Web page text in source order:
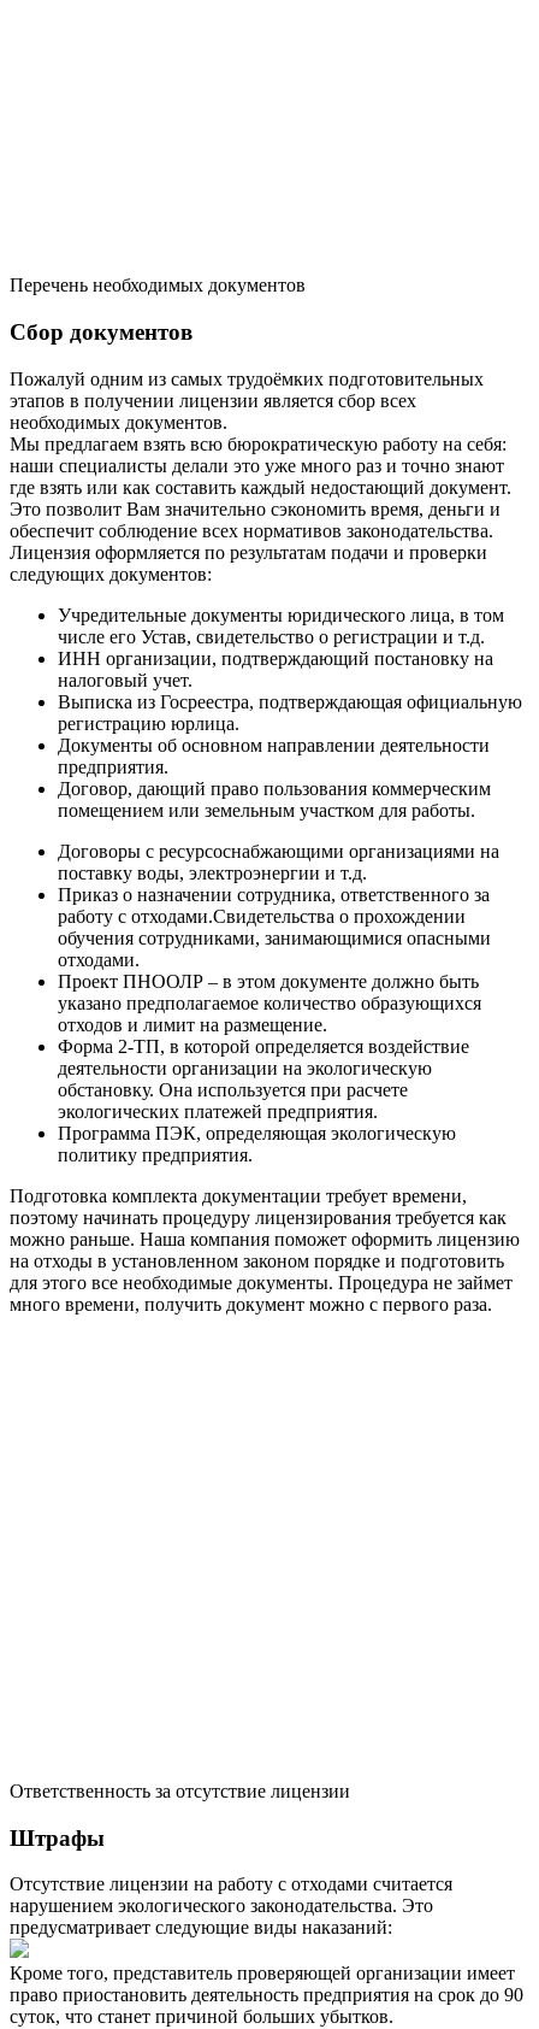
Перечень необходимых документов
Сбор документов
Пожалуй одним из самых трудоёмких подготовительных
этапов в получении лицензии является сбор всех
необходимых документов.
Мы предлагаем взять всю бюрократическую работу на себя:
наши специалисты делали это уже много раз и точно знают
где взять или как составить каждый недостающий документ.
Это позволит Вам значительно сэкономить время, деньги и
обеспечит соблюдение всех нормативов законодательства.
Лицензия оформляется по результатам подачи и проверки
следующих документов:
Учредительные документы юридического лица, в том
числе его Устав, свидетельство о регистрации и т.д.
ИНН организации, подтверждающий постановку на
налоговый учет.
Выписка из Госреестра, подтверждающая официальную
регистрацию юрлица.
Документы об основном направлении деятельности
предприятия.
Договор, дающий право пользования коммерческим
помещением или земельным участком для работы.
Договоры с ресурсоснабжающими организациями на
поставку воды, электроэнергии и т.д.
Приказ о назначении сотрудника, ответственного за
работу с отходами.Свидетельства о прохождении
обучения сотрудниками, занимающимися опасными
отходами.
Проект ПНООЛР – в этом документе должно быть
указано предполагаемое количество образующихся
отходов и лимит на размещение.
Форма 2-ТП, в которой определяется воздействие
деятельности организации на экологическую
обстановку. Она используется при расчете
экологических платежей предприятия.
Программа ПЭК, определяющая экологическую
политику предприятия.
Подготовка комплекта документации требует времени,
поэтому начинать процедуру лицензирования требуется как
можно раньше. Наша компания поможет оформить лицензию
на отходы в установленном законом порядке и подготовить
для этого все необходимые документы. Процедура не займет
много времени, получить документ можно с первого раза.
Ответственность за отсутствие лицензии
Штрафы
Отсутствие лицензии на работу с отходами считается
нарушением экологического законодательства. Это
предусматривает следующие виды наказаний:
Кроме того, представитель проверяющей организации имеет
право приостановить деятельность предприятия на срок до 90
суток, что станет причиной больших убытков.